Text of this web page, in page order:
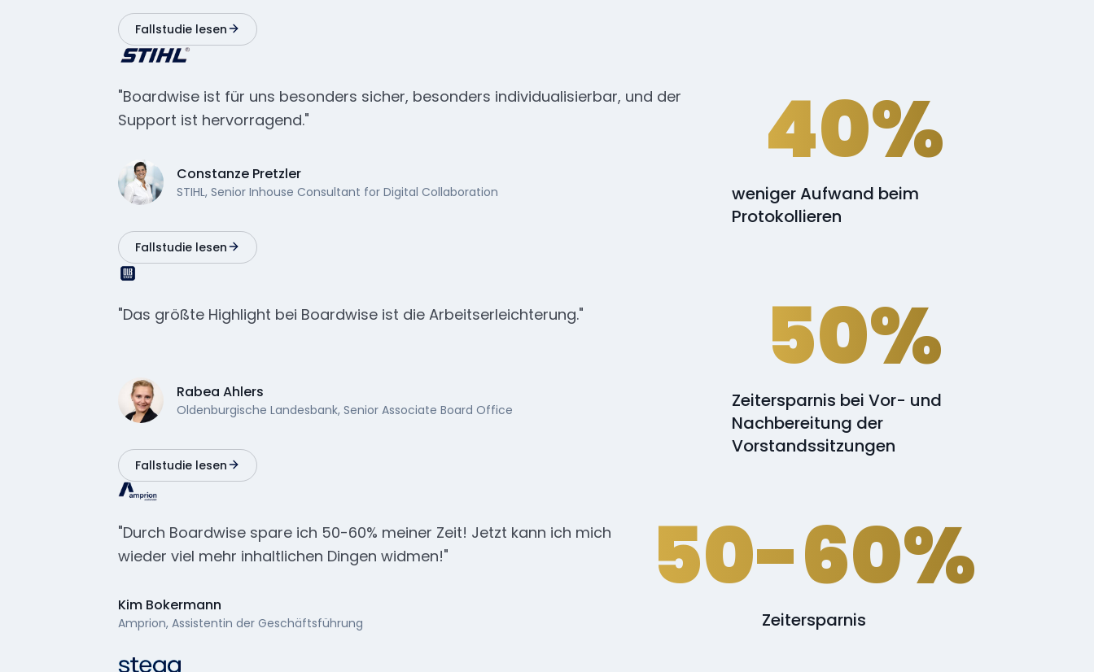
Fallstudie lesen
"Boardwise ist für uns besonders sicher, besonders individualisierbar, und der
Support ist hervorragend."
Constanze Pretzler
STIHL, Senior Inhouse Consultant for Digital Collaboration
Fallstudie lesen
40%
weniger Aufwand beim
Protokollieren
"Das größte Highlight bei Boardwise ist die Arbeitserleichterung."
Rabea Ahlers
Oldenburgische Landesbank, Senior Associate Board Office
Fallstudie lesen
50%
Zeitersparnis bei Vor- und
Nachbereitung der
Vorstandssitzungen
"Durch Boardwise spare ich 50-60% meiner Zeit! Jetzt kann ich mich
wieder viel mehr inhaltlichen Dingen widmen!"
Kim Bokermann
Amprion, Assistentin der Geschäftsführung
50-60%
Zeitersparnis